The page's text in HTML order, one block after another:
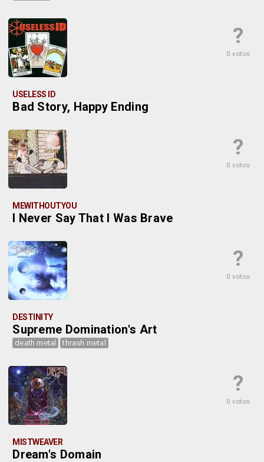
?
0 votos
USELESS ID
Bad Story, Happy Ending
?
0 votos
MEWITHOUTYOU
I Never Say That I Was Brave
?
0 votos
DESTINITY
Supreme Domination's Art
death metal thrash metal
?
0 votos
MISTWEAVER
Dream's Domain